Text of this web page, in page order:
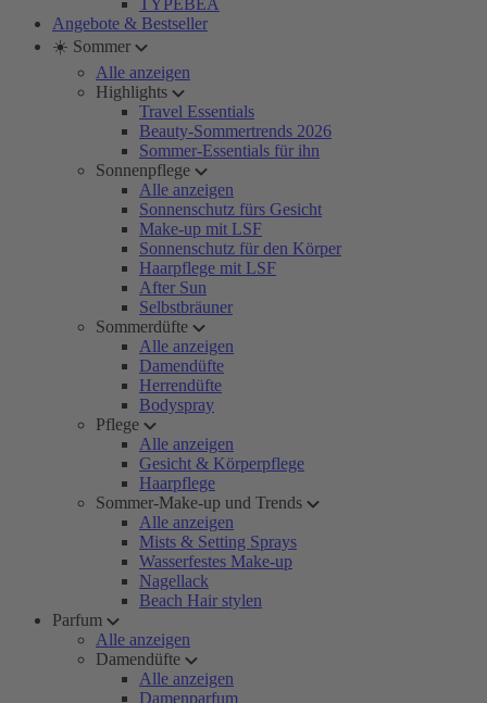
TYPEBEA
Angebote & Bestseller
☀️ Sommer
Alle anzeigen
Highlights
Travel Essentials
Beauty-Sommertrends 2026
Sommer-Essentials für ihn
Sonnenpflege
Alle anzeigen
Sonnenschutz fürs Gesicht
Make-up mit LSF
Sonnenschutz für den Körper
Haarpflege mit LSF
After Sun
Selbstbräuner
Sommerdüfte
Alle anzeigen
Damendüfte
Herrendüfte
Bodyspray
Pflege
Alle anzeigen
Gesicht & Körperpflege
Haarpflege
Sommer-Make-up und Trends
Alle anzeigen
Mists & Setting Sprays
Wasserfestes Make-up
Nagellack
Beach Hair stylen
Parfum
Alle anzeigen
Damendüfte
Alle anzeigen
Damenparfum